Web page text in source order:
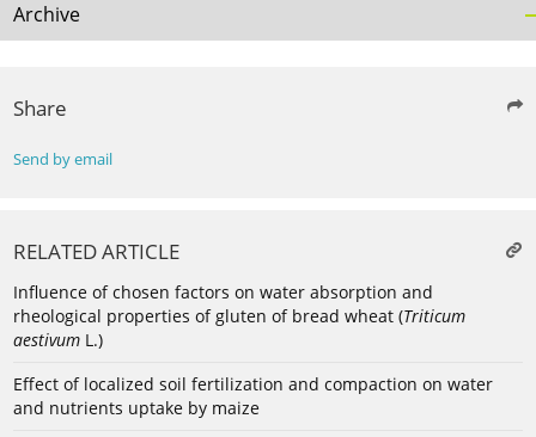
Archive
Share
Send by email
RELATED ARTICLE
Influence of chosen factors on water absorption and
rheological properties of gluten of bread wheat (Triticum
aestivum L.)
Effect of localized soil fertilization and compaction on water
and nutrients uptake by maize